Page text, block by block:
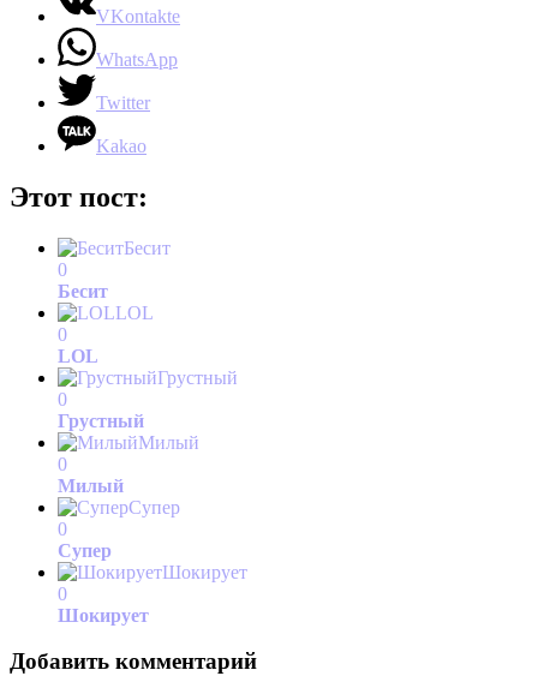
VKontakte
WhatsApp
Twitter
Kakao
Этот пост:
Бесит
0
Бесит
LOL
0
LOL
Грустный
0
Грустный
Милый
0
Милый
Супер
0
Супер
Шокирует
0
Шокирует
Добавить комментарий